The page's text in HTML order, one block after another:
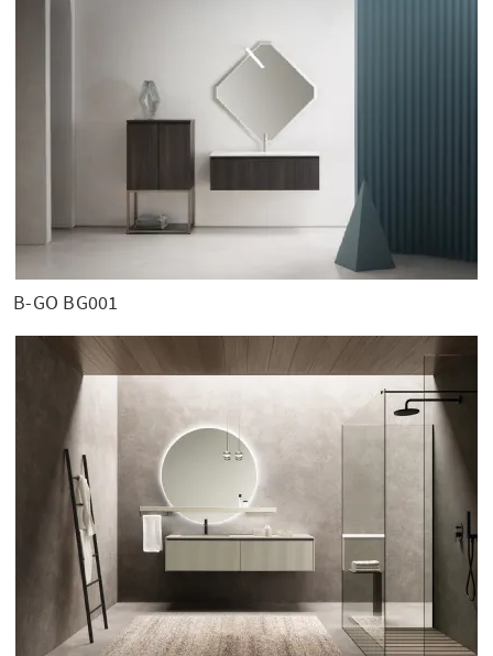
B-GO BG001